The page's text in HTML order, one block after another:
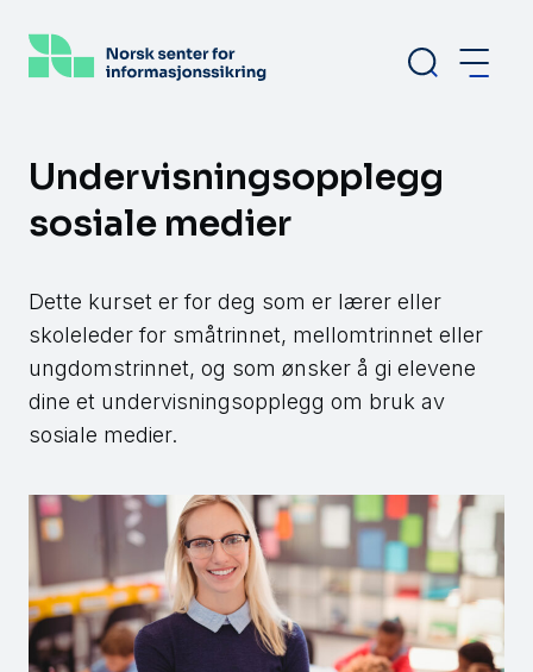
hovedinnhold
Undervisningsopplegg
sosiale medier
Dette kurset er for deg som er lærer eller
skoleleder for småtrinnet, mellomtrinnet eller
ungdomstrinnet, og som ønsker å gi elevene
dine et undervisningsopplegg om bruk av
sosiale medier.